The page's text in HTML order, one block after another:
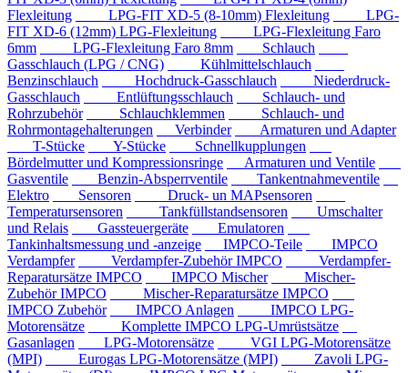
Flexleitung
LPG-FIT XD-5 (8-10mm) Flexleitung
LPG-
FIT XD-6 (12mm) LPG-Flexleitung
LPG-Flexleitung Faro
6mm
LPG-Flexleitung Faro 8mm
Schlauch
Gasschlauch (LPG / CNG)
Kühlmittelschlauch
Benzinschlauch
Hochdruck-Gasschlauch
Niederdruck-
Gasschlauch
Entlüftungsschlauch
Schlauch- und
Rohrzubehör
Schlauchklemmen
Schlauch- und
Rohrmontagehalterungen
Verbinder
Armaturen und Adapter
T-Stücke
Y-Stücke
Schnellkupplungen
Bördelmutter und Kompressionsringe
Armaturen und Ventile
Gasventile
Benzin-Absperrventile
Tankentnahmeventile
Elektro
Sensoren
Druck- un MAPsensoren
Temperatursensoren
Tankfüllstandsensoren
Umschalter
und Relais
Gassteuergeräte
Emulatoren
Tankinhaltsmessung und -anzeige
IMPCO-Teile
IMPCO
Verdampfer
Verdampfer-Zubehör IMPCO
Verdampfer-
Reparatursätze IMPCO
IMPCO Mischer
Mischer-
Zubehör IMPCO
Mischer-Reparatursätze IMPCO
IMPCO Zubehör
IMPCO Anlagen
IMPCO LPG-
Motorensätze
Komplette IMPCO LPG-Umrüstsätze
Gasanlagen
LPG-Motorensätze
VGI LPG-Motorensätze
(MPI)
Eurogas LPG-Motorensätze (MPI)
Zavoli LPG-